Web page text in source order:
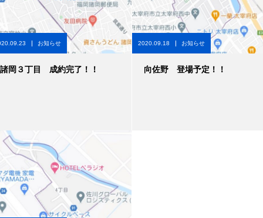
お知らせ
諸岡３丁目 成約完了！！
2020.09.18 お知らせ
向佐野 登場予定！！